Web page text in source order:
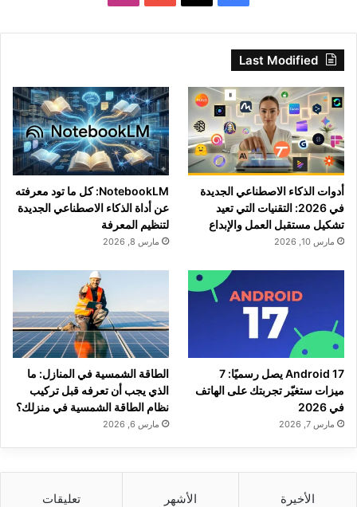
Last Modified
أدوات الذكاء الاصطناعي الجديدة
في 2026: التقنيات التي تعيد
تشكيل مستقبل العمل والإبداع
مارس 10, 2026
NotebookLM: كل ما تود معرفته
عن أداة الذكاء الاصطناعي الجديدة
لتنظيم المعرفة
مارس 8, 2026
Android 17 يصل رسميًا: 7
ميزات ستغيّر تجربتك على الهاتف
في 2026
مارس 7, 2026
الطاقة الشمسية في المنازل: ما
الذي يجب أن تعرفه قبل تركيب
نظام الطاقة الشمسية في منزلك؟
مارس 6, 2026
الأخيرة الأشهر تعليقات